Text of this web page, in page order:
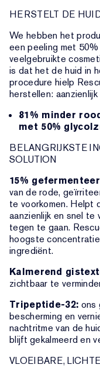
HERSTELT DE
We hebben het
een peeling met
veelgebruikte
is dat het de huid in
procedure hielp
herstellen:
81% minder
met 50%
BELANGRIJKSTE
SOLUTION
15%
van de rode,
te voorkomen. Helpt
aanzienlijk en snel
tegen te gaan.
hoogste
ingrediënt.
Kalmerend
zichtbaar te
Tripeptide-32: ons
bescherming en
nachtritme van de
blijft gekalmeerd en
VLOEIBARE,